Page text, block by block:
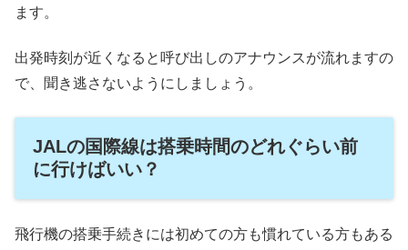
ます。
出発時刻が近くなると呼び出しのアナウンスが流れますの
で、聞き逃さないようにしましょう。
JALの国際線は搭乗時間のどれぐらい前
に行けばいい？
飛行機の搭乗手続きには初めての方も慣れている方もある